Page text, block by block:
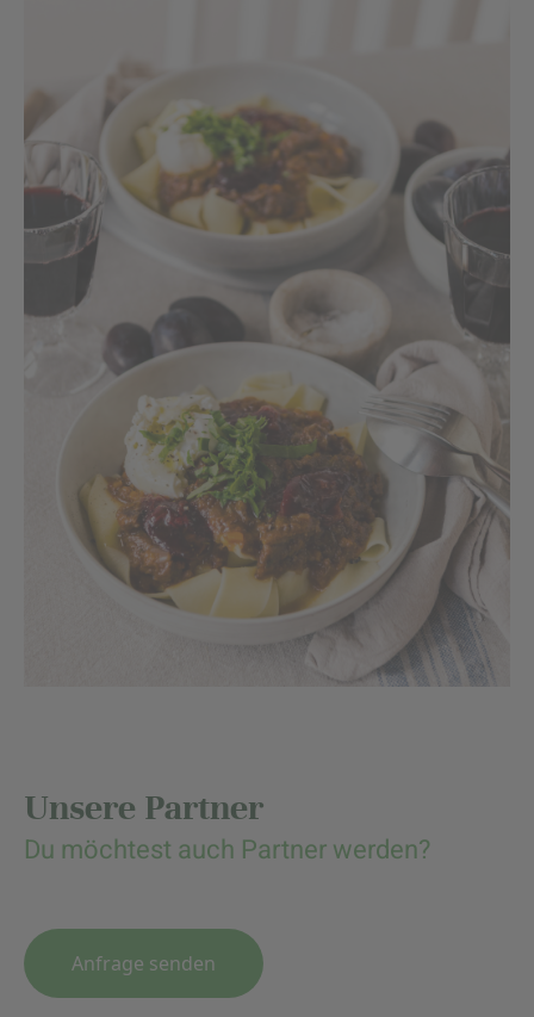
Unsere Partner
Du möchtest auch Partner werden?
Anfrage senden